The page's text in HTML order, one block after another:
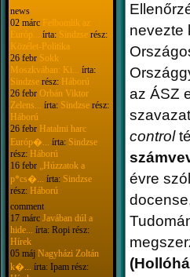
news
02 márc
Felbomlik az
Európ...
írta: Sindzse rész:
Közélet-Politika
26 febr Sokk
Moszkvában: Ki...
írta:
Sindzse rész: Háború
26 febr Orbán Viktor
Zelens...
írta: Sindzse rész:
Háború
26 febr Hatalmi harc
Európ�...
írta: Sindzse
rész: Háború
16 febr
„Húzzatok a
p*cs�...
írta: Sindzse
rész: Háború
comment
17 márc Javában dúl a
hide...
írta: Ropi rész:
Hírek
05 máj Nagyházi Zoltán
k�...
írta: Ipam rész:
nevezte
az ÁSZ
control
évre